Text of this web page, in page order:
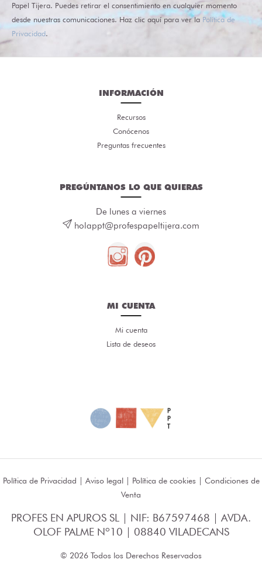
Papel Tijera. Puedes retirar el consentimiento en cualquier momento
desde nuestras comunicaciones. Haz clic aquí para ver la Política de
Privacidad.
INFORMACIÓN
Recursos
Conócenos
Preguntas frecuentes
PREGÚNTANOS LO QUE QUIERAS
De lunes a viernes
holappt@profespapeltijera.com
MI CUENTA
Mi cuenta
Lista de deseos
Política de Privacidad Aviso legal| Política de cookies
Condiciones de
Venta
PROFES EN APUROS SL | NIF: B67597468 | AVDA.
OLOF PALME Nº10 | 08840 VILADECANS
© 2026 Todos los Derechos Reservados